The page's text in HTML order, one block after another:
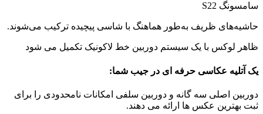
سامسونگ S22
حاشیه‌های ظریف به‌طور هماهنگ با شاسی پیچیده ترکیب می‌شوند.
ظاهر لوکس با یک سیستم دوربین خط لاکونیک تکمیل می شود
یک آتلیه عکاسی حرفه ای در جیب شما:
دوربین اصلی سه گانه و دوربین سلفی امکانات نامحدودی را برای
ثبت بهترین عکس ها ارائه می دهند.